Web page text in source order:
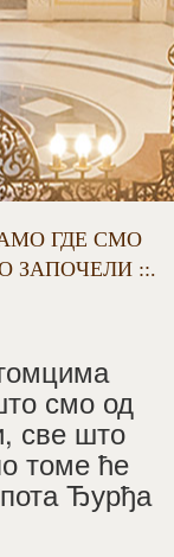
ГДЕ СМО
ЗАПОЧЕЛИ ::.
смо од
све што
томе ће
Ђурђа